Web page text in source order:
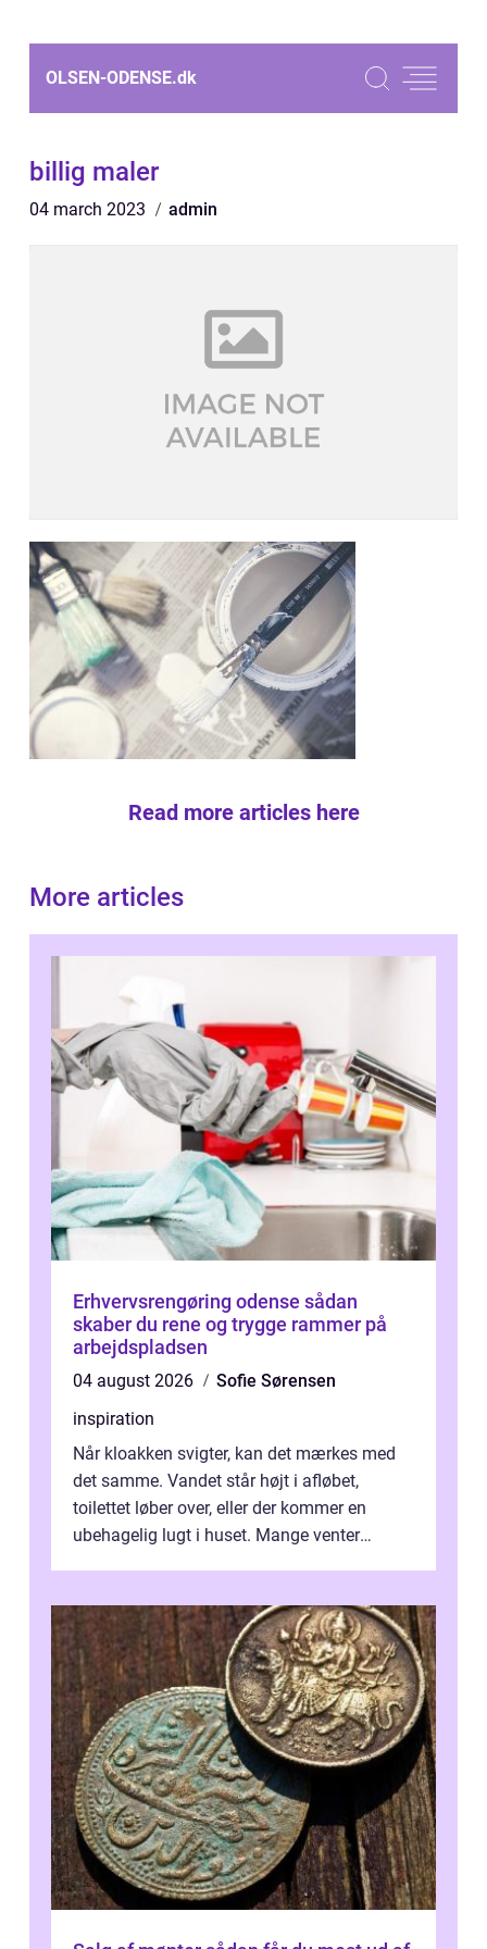
OLSEN-ODENSE.dk
billig maler
04 march 2023 admin
Read more articles here
More articles
Erhvervsrengøring odense sådan
skaber du rene og trygge rammer på
arbejdspladsen
04 august 2026
Sofie Sørensen
inspiration
Når kloakken svigter, kan det mærkes med
det samme. Vandet står højt i afløbet,
toilettet løber over, eller der kommer en
ubehagelig lugt i huset. Mange venter